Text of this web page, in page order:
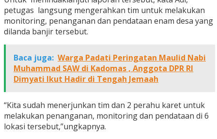
petugas langsung mengerahkan tim untuk melakukan
monitoring, penanganan dan pendataan enam desa yang
dilanda banjir tersebut.
Baca juga: Warga Padati Peringatan Maulid Nabi
Muhammad SAW di Kadomas , Anggota DPR RI
Dimyati Ikut Hadir di Tengah Jemaah
“Kita sudah menerjunkan tim dan 2 perahu karet untuk
melakukan penanganan, monitoring dan pendataan di 6
lokasi tersebut,”ungkapnya.